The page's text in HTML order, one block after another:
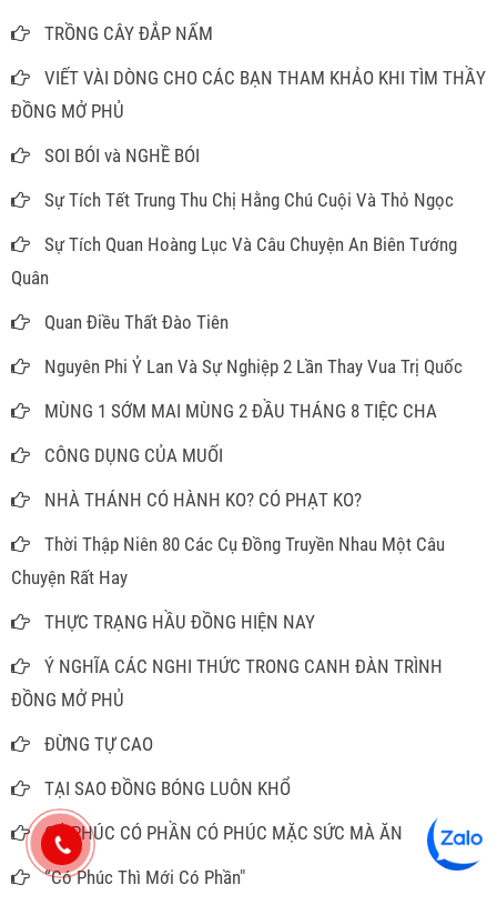
TRỒNG CÂY ĐẮP NẤM
VIẾT VÀI DÒNG CHO CÁC BẠN THAM KHẢO KHI TÌM THẦY
ĐỒNG MỞ PHỦ
SOI BÓI và NGHỀ BÓI
Sự Tích Tết Trung Thu Chị Hằng Chú Cuội Và Thỏ Ngọc
Sự Tích Quan Hoàng Lục Và Câu Chuyện An Biên Tướng
Quân
Quan Điều Thất Đào Tiên
Nguyên Phi Ỷ Lan Và Sự Nghiệp 2 Lần Thay Vua Trị Quốc
MÙNG 1 SỚM MAI MÙNG 2 ĐẦU THÁNG 8 TIỆC CHA
CÔNG DỤNG CỦA MUỐI
NHÀ THÁNH CÓ HÀNH KO? CÓ PHẠT KO?
Thời Thập Niên 80 Các Cụ Đồng Truyền Nhau Một Câu
Chuyện Rất Hay
THỰC TRẠNG HẦU ĐỒNG HIỆN NAY
Ý NGHĨA CÁC NGHI THỨC TRONG CANH ĐÀN TRÌNH
ĐỒNG MỞ PHỦ
ĐỪNG TỰ CAO
TẠI SAO ĐỒNG BÓNG LUÔN KHỔ
CÓ PHÚC CÓ PHẦN CÓ PHÚC MẶC SỨC MÀ ĂN
“Có Phúc Thì Mới Có Phần"